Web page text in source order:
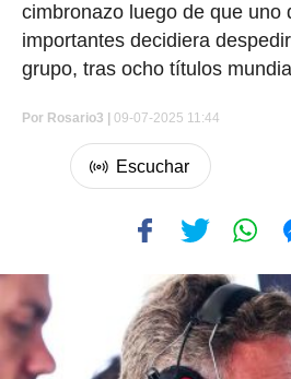
cimbronazo luego de que uno
importantes decidiera
grupo, tras ocho títulos
Por Rosario3 | 09-07-2025 11:44